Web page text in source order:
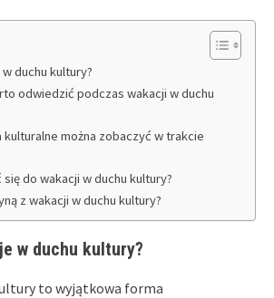
duchu kultury?
odwiedzić podczas wakacji w duchu
kulturalne można zobaczyć w trakcie
do wakacji w duchu kultury?
z wakacji w duchu kultury?
w duchu kultury?
to wyjątkowa forma